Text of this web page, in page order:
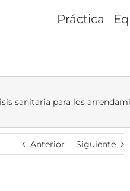
Práctica
sanitaria para los
Anterior Siguiente